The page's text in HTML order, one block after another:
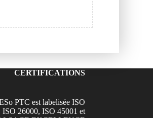
CERTIFICATIONS